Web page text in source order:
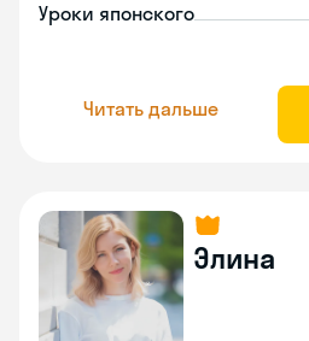
Уроки японского
Читать дальше
Элина